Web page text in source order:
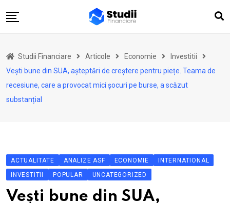
to
Actualitate
Investiții
Asigurări
Multimedia
Autori
Analize ASF
Studii Financiare Articole Economie
Investitii
Vești bune din SUA, așteptări de creștere pentru piețe. Teama de
recesiune, care a provocat mici șocuri pe burse, a scăzut
substanțial
ACTUALITATE ANALIZE ASF ECONOMIE
INTERNATIONAL
INVESTITII
POPULAR UNCATEGORIZED
Vești bune din SUA,